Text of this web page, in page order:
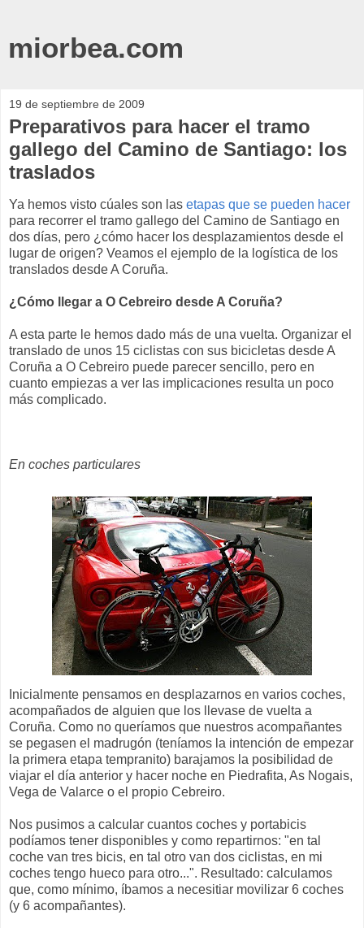
miorbea.com
19 de septiembre de 2009
Preparativos para hacer el tramo
gallego del Camino de Santiago: los
traslados
Ya hemos visto cúales son las etapas que se pueden hacer
para recorrer el tramo gallego del Camino de Santiago en
dos días, pero ¿cómo hacer los desplazamientos desde el
lugar de origen? Veamos el ejemplo de la logística de los
translados desde A Coruña.
¿Cómo llegar a O Cebreiro desde A Coruña?
A esta parte le hemos dado más de una vuelta. Organizar el
translado de unos 15 ciclistas con sus bicicletas desde A
Coruña a O Cebreiro puede parecer sencillo, pero en
cuanto empiezas a ver las implicaciones resulta un poco
más complicado.
En coches particulares
Inicialmente pensamos en desplazarnos en varios coches,
acompañados de alguien que los llevase de vuelta a
Coruña. Como no queríamos que nuestros acompañantes
se pegasen el madrugón (teníamos la intención de empezar
la primera etapa tempranito) barajamos la posibilidad de
viajar el día anterior y hacer noche en Piedrafita, As Nogais,
Vega de Valarce o el propio Cebreiro.
Nos pusimos a calcular cuantos coches y portabicis
podíamos tener disponibles y como repartirnos: "en tal
coche van tres bicis, en tal otro van dos ciclistas, en mi
coches tengo hueco para otro...". Resultado: calculamos
que, como mínimo, íbamos a necesitiar movilizar 6 coches
(y 6 acompañantes).